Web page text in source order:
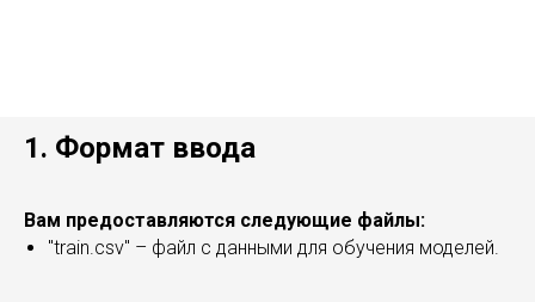
1. Формат ввода
Вам предоставляются следующие файлы:
"train.csv" – файл с данными для обучения моделей.